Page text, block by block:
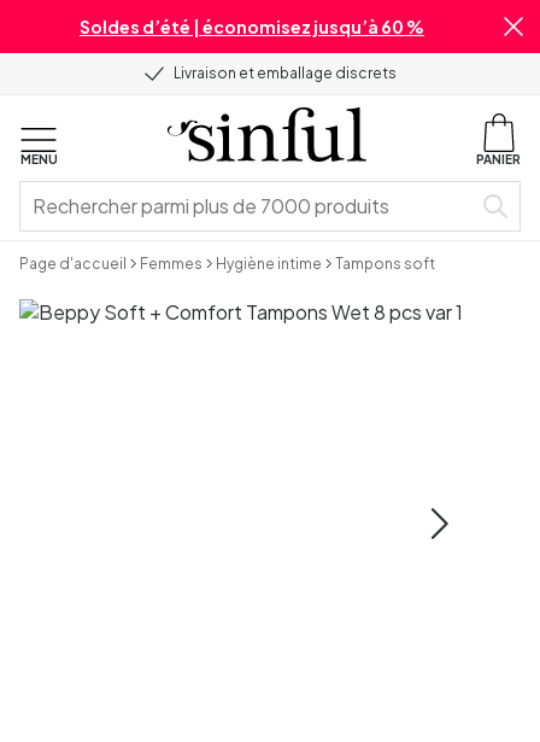
Soldes d’été | économisez jusqu’à 60 %
Livraison et emballage discrets
MENU PANIER
Page d'accueil Femmes Hygiène intime Tampons soft